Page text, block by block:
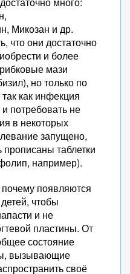
Микозан и др.
что они достаточно
и более
мази
но только по
как инфекция
потребовать не
в некоторых
запущено,
прописаны таблетки
например).
появляются
чтобы
и не
пластины. От
состояние
вызывающие
своё